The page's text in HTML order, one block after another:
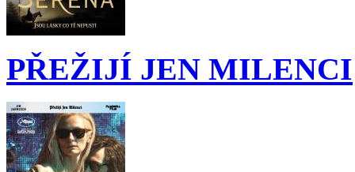
PŘEŽIJÍ JEN MILENCI